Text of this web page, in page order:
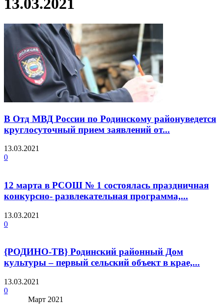
13.03.2021
В Отд МВД России по Родинскому районуведется
круглосуточный прием заявлений от...
13.03.2021
0
12 марта в РСОШ № 1 состоялась праздничная
конкурсно- развлекательная программа,...
13.03.2021
0
{РОДИНО-ТВ} Родинский районный Дом
культуры – первый сельский объект в крае,...
13.03.2021
0
Март 2021